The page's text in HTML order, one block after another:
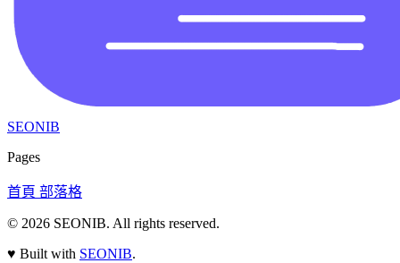
SEONIB
Pages
首頁 部落格
© 2026 SEONIB. All rights reserved.
♥ Built with SEONIB.